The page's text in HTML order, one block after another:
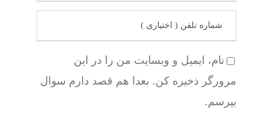
نام، ایمیل و وبسایت من را در این
مرورگر ذخیره کن. بعدا هم قصد دارم سوال
بپرسم.